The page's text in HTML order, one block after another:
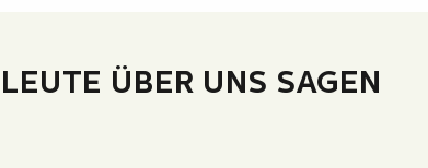
ÜBER UNS SAGEN